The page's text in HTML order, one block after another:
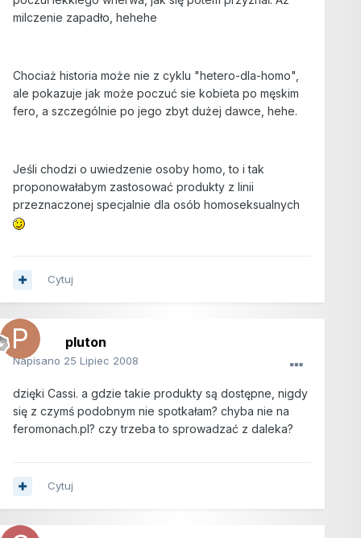
milczenie zapadło, hehehe
Chociaż historia może nie z cyklu "hetero-dla-homo",
ale pokazuje jak może poczuć sie kobieta po męskim
fero, a szczególnie po jego zbyt dużej dawce, hehe.
Jeśli chodzi o uwiedzenie osoby homo, to i tak
proponowałabym zastosować produkty z linii
przeznaczonej specjalnie dla osób homoseksualnych
Cytuj
pluton
Napisano 25 Lipiec 2008
dzięki Cassi. a gdzie takie produkty są dostępne, nigdy
się z czymś podobnym nie spotkałam? chyba nie na
feromonach.pl? czy trzeba to sprowadzać z daleka?
Cytuj